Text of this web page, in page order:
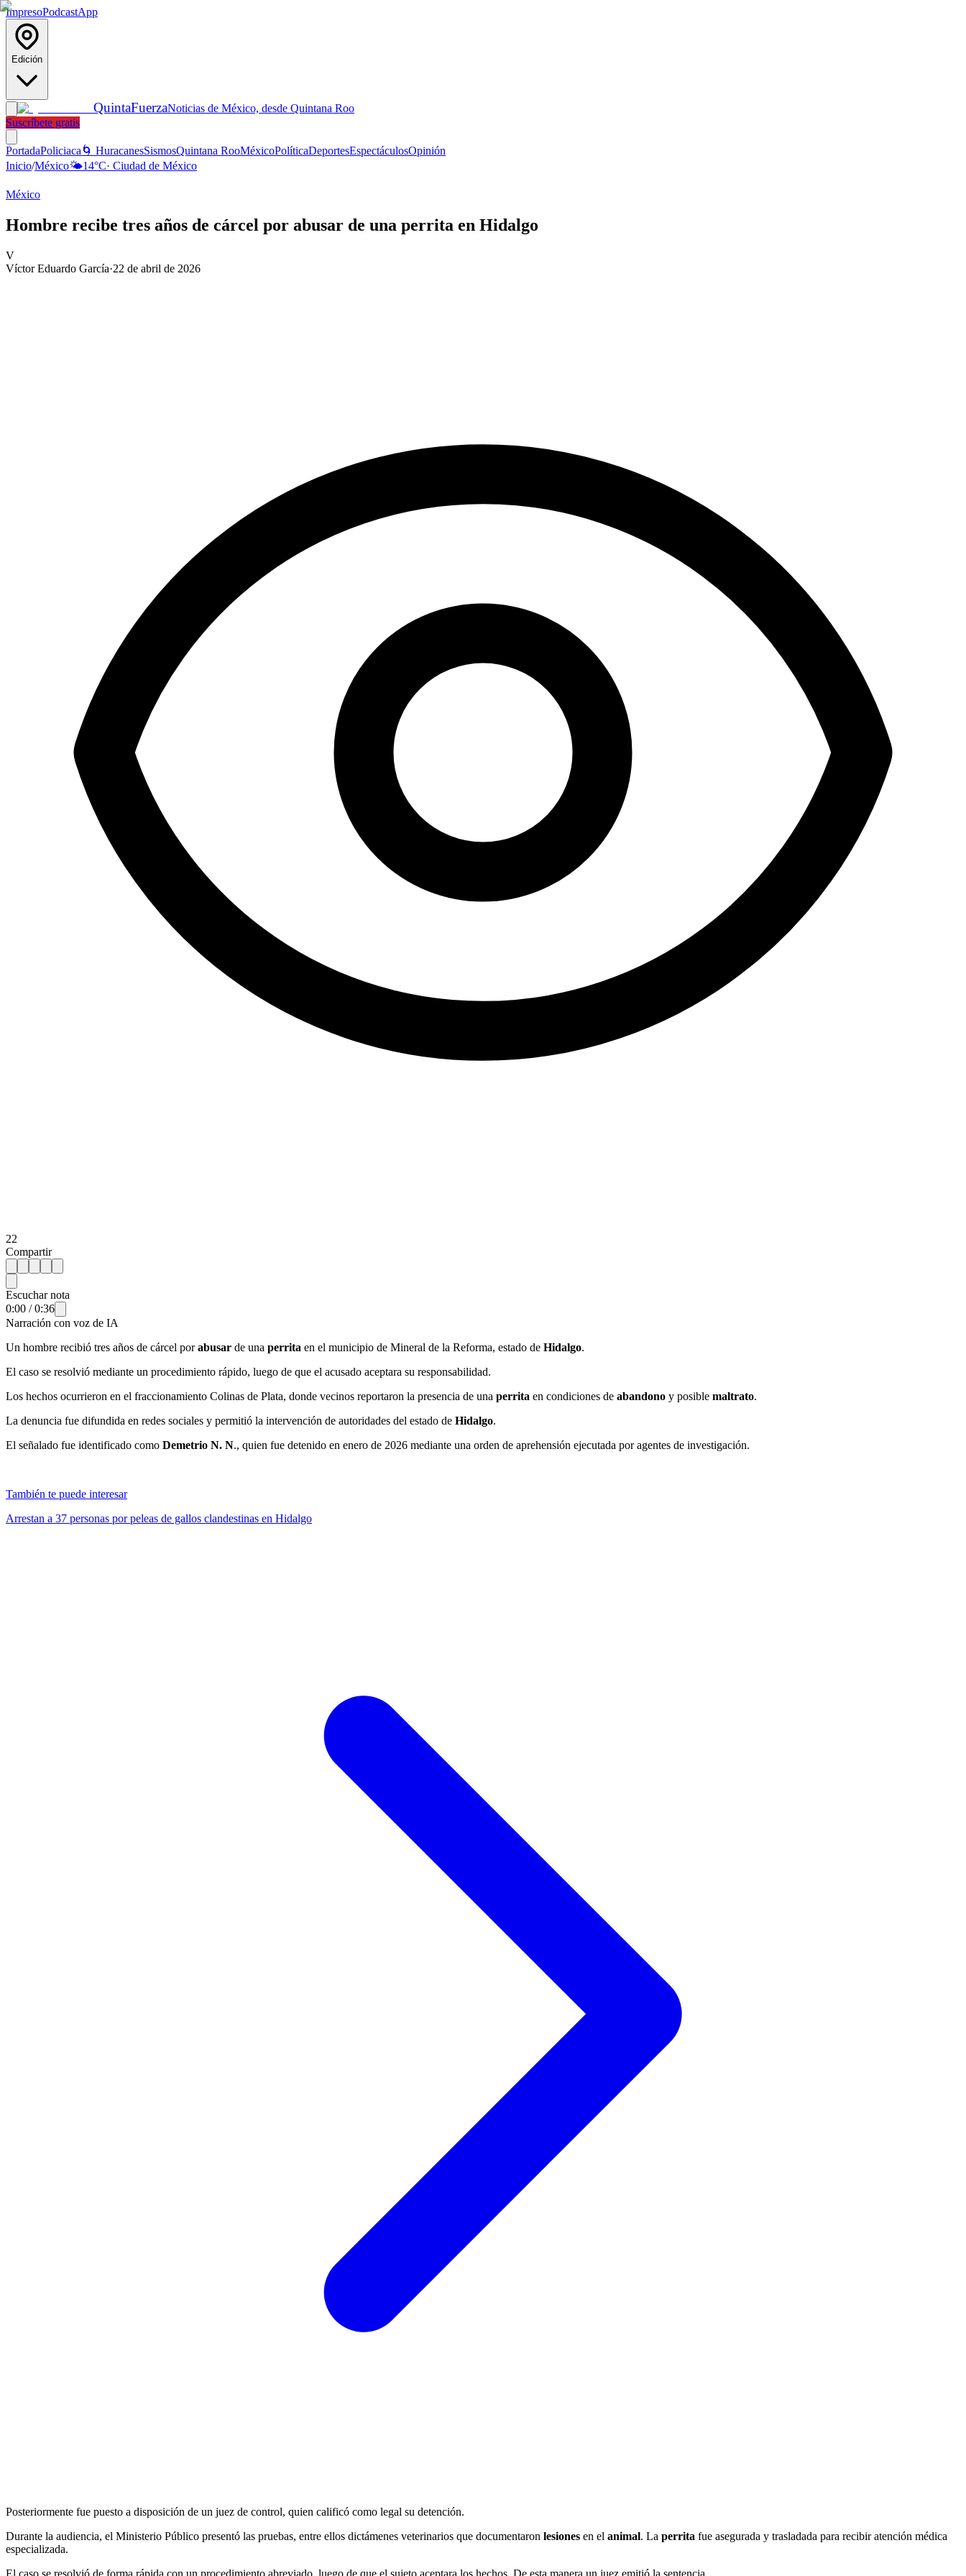
ImpresoPodcastApp
Edición
QuintaFuerzaNoticias de México, desde Quintana Roo
Suscríbete gratis
PortadaPoliciaca 🌀 HuracanesSismosQuintana RooMéxicoPolíticaDeportesEspectáculosOpinión
Inicio/México🌤️14°C· Ciudad de México
México
Hombre recibe tres años de cárcel por abusar de una perrita en Hidalgo
V
Víctor Eduardo García·22 de abril de 2026
22
Compartir
Escuchar nota
0:00 /0:36
Narración con voz de IA
Un hombre recibió tres años de cárcel porabusar de una perrita en el municipio de Mineral de la Reforma, estado de Hidalgo.
El caso se resolvió mediante un procedimiento rápido, luego de que el acusado aceptara su responsabilidad.
Los hechos ocurrieron en el fraccionamiento Colinas de Plata, donde vecinos reportaron la presencia de una perrita en condiciones de abandono y posible maltrato.
La denuncia fue difundida en redes sociales y permitió la intervención de autoridades del estado de Hidalgo.
El señalado fue identificado como Demetrio N. N., quien fue detenido en enero de 2026 mediante una orden de aprehensión ejecutada por agentes de investigación.
También te puede interesar
Arrestan a 37 personas por peleas de gallos clandestinas en Hidalgo
Posteriormente fue puesto a disposición de un juez de control, quien calificó como legal su detención.
Durante la audiencia, el Ministerio Público presentó las pruebas, entre ellos dictámenes veterinarios que documentaron lesiones en el animal. La perrita fue asegurada y trasladada para recibir atención médica
especializada.
El caso se resolvió de forma rápida con un procedimiento abreviado, luego de que el sujeto aceptara los hechos. De esta manera un juez emitió la sentencia.